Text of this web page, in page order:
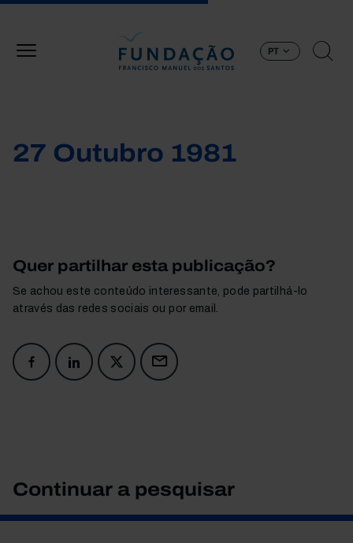
PT
27 Outubro 1981
Quer partilhar esta publicação?
Se achou este conteúdo interessante, pode partilhá-lo
através das redes sociais ou por email.
Continuar a pesquisar